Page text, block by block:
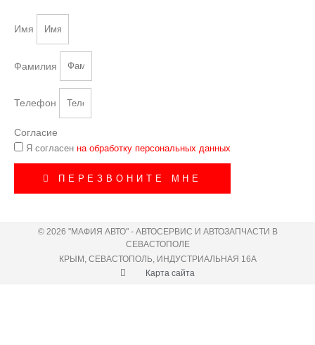
Имя
Фамилия
Телефон
Согласие
Я согласен на обработку персональных данных
ПЕРЕЗВОНИТЕ МНЕ
© 2026 "МАФИЯ АВТО" - АВТОСЕРВИС И АВТОЗАПЧАСТИ В
СЕВАСТОПОЛЕ
КРЫМ, СЕВАСТОПОЛЬ, ИНДУСТРИАЛЬНАЯ 16А
Карта сайта